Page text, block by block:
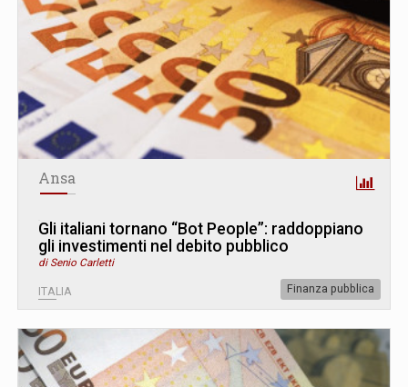
Ansa
Gli italiani tornano “Bot People”: raddoppiano
gli investimenti nel debito pubblico
di Senio Carletti
ITALIA Finanza pubblica